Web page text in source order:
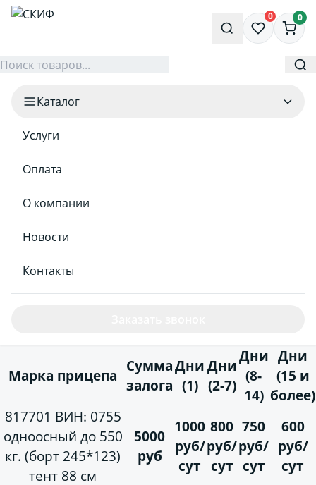
0 0
Каталог
Услуги
Оплата
О компании
Новости
Контакты
Марка прицепа
Сумма
залога
Дни
(1)
Дни
(2-7)
Дни
(8-
14)
Дни
(15 и
более)
817701 ВИН: 0755
одноосный до 550
кг. (борт 245*123)
тент 88 см
5000
руб
1000
руб/
сут
800
руб/
сут
750
руб/
сут
600
руб/
сут